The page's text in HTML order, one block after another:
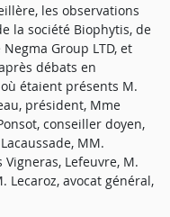
les observations
la société Biophytis, de
Group LTD, et
débats en
étaient présents M.
président, Mme
conseiller doyen,
MM.
Lefeuvre, M.
Lecaroz, avocat général,